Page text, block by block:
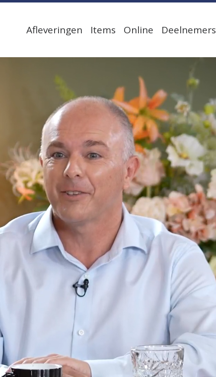
Afleveringen Items Online Deelnemers